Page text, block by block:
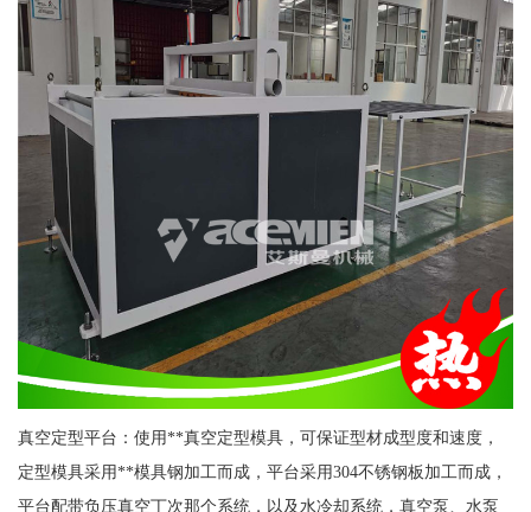
真空定型平台：使用**真空定型模具，可保证型材成型度和速度，
定型模具采用**模具钢加工而成，平台采用304不锈钢板加工而成，
平台配带负压真空丁次那个系统，以及水冷却系统，真空泵、水泵